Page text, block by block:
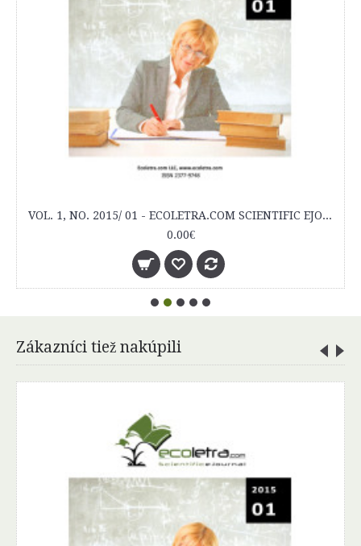
VOL. 1, NO. 2015/ 01 - ECOLETRA.COM SCIENTIFIC EJOURNAL
Zákazníci tiež nakúpili
7.90€